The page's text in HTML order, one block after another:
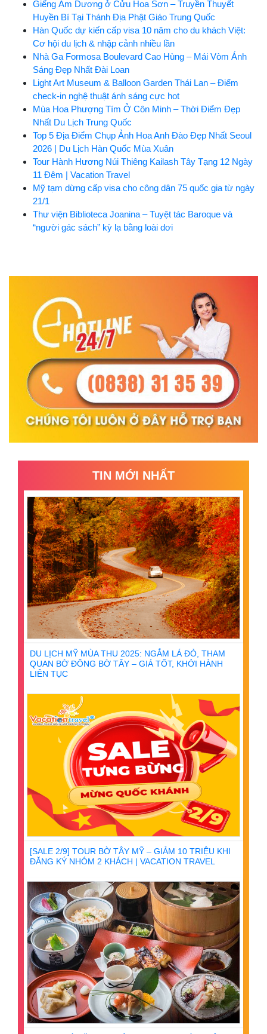
Giếng Âm Dương ở Cửu Hoa Sơn – Truyền Thuyết
Huyền Bí Tại Thánh Địa Phật Giáo Trung Quốc
Hàn Quốc dự kiến cấp visa 10 năm cho du khách Việt:
Cơ hội du lịch & nhập cảnh nhiều lần
Nhà Ga Formosa Boulevard Cao Hùng – Mái Vòm Ánh
Sáng Đẹp Nhất Đài Loan
Light Art Museum & Balloon Garden Thái Lan – Điểm
check-in nghệ thuật ánh sáng cực hot
Mùa Hoa Phượng Tím Ở Côn Minh – Thời Điểm Đẹp
Nhất Du Lịch Trung Quốc
Top 5 Địa Điểm Chụp Ảnh Hoa Anh Đào Đẹp Nhất Seoul
2026 | Du Lịch Hàn Quốc Mùa Xuân
Tour Hành Hương Núi Thiêng Kailash Tây Tạng 12 Ngày
11 Đêm | Vacation Travel
Mỹ tạm dừng cấp visa cho công dân 75 quốc gia từ ngày
21/1
Thư viện Biblioteca Joanina – Tuyệt tác Baroque và
“người gác sách” kỳ lạ bằng loài dơi
TIN MỚI NHẤT
DU LỊCH MỸ MÙA THU 2025: NGẮM LÁ ĐỎ, THAM
QUAN BỜ ĐÔNG BỜ TÂY – GIÁ TỐT, KHỞI HÀNH
LIÊN TỤC
[SALE 2/9] TOUR BỜ TÂY MỸ – GIẢM 10 TRIỆU KHI
ĐĂNG KÝ NHÓM 2 KHÁCH | VACATION TRAVEL